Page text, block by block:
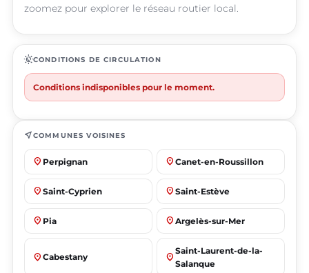
zoomez pour explorer le réseau routier local.
routineCONDITIONS DE CIRCULATION
Conditions indisponibles pour le moment.
near_meCOMMUNES VOISINES
place Perpignan place Canet-en-Roussillon
place Saint-Cyprien place Saint-Estève
place Pia place Argelès-sur-Mer
place Cabestany place
Saint-Laurent-de-la-
Salanque